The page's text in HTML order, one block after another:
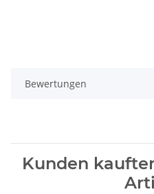
Bewertungen
Kunden